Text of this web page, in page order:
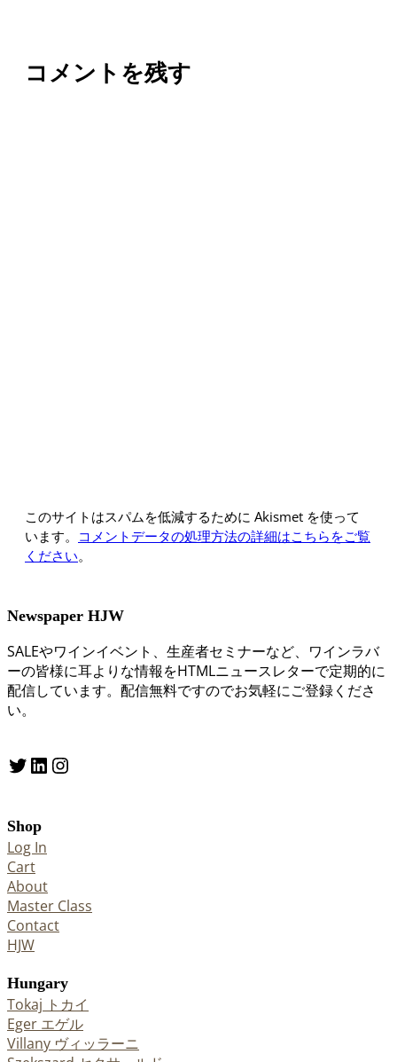
コメントを残す
このサイトはスパムを低減するために Akismet を使って
います。 コメントデータの処理方法の詳細はこちらをご覧
ください。
Newspaper HJW
SALEやワインイベント、生産者セミナーなど、ワインラバ
ーの皆様に耳よりな情報をHTMLニュースレターで定期的に
配信しています。配信無料ですのでお気軽にご登録くださ
い。
Twitter LinkedIn Instagram
Shop
Log In
Cart
About
Master Class
Contact
HJW
Hungary
Tokaj トカイ
Eger エゲル
Villany ヴィッラーニ